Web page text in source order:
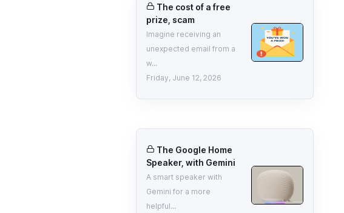
The cost of a free
prize, scam
Imagine receiving an
unexpected email from a
w...
Friday, June 12, 2026
The Google Home
Speaker, with Gemini
A smart speaker with
Gemini for a more
helpful...